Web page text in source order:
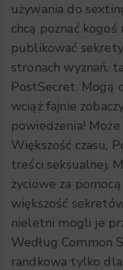
używania do
chcą poznać
publikować
stronach wyznań,
PostSecret. Mogą
wciąż fajnie
powiedzenia!
Większość czasu,
treści seksualnej.
życiowe za
większość
nieletni mogli je
Według Common
randkowa tylko